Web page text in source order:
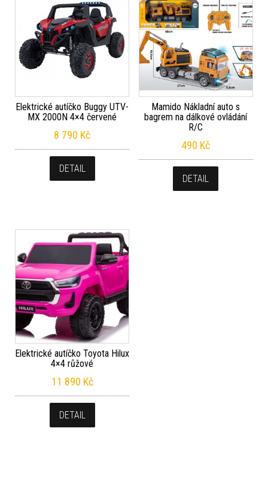
Elektrické autíčko Buggy UTV-
MX 2000N 4×4 červené
8 790 Kč
DETAIL
Mamido Nákladní auto s
bagrem na dálkové ovládání
R/C
490 Kč
DETAIL
Elektrické autíčko Toyota Hilux
4×4 růžové
11 890 Kč
DETAIL